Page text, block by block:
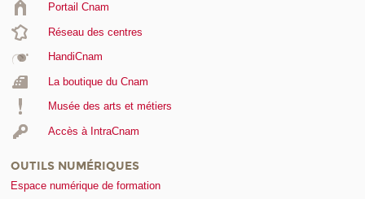
Portail Cnam
Réseau des centres
HandiCnam
La boutique du Cnam
Musée des arts et métiers
Accès à IntraCnam
OUTILS NUMÉRIQUES
Espace numérique de formation